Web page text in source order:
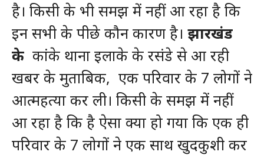
है। किसी के भी समझ में नहीं आ रहा है कि
इन सभी के पीछे कौन कारण है। झारखंड
के कांके थाना इलाके के रसंडे से आ रही
खबर के मुताबिक, एक परिवार के 7 लोगों ने
आत्महत्या कर ली। किसी के समझ में नहीं
आ रहा है कि है ऐसा क्या हो गया कि एक ही
परिवार के 7 लोगों ने एक साथ खुदकुशी कर